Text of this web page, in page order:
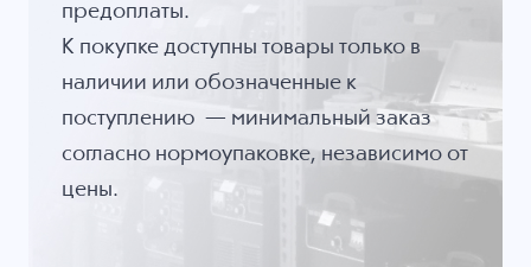
предоплаты.
К покупке доступны товары только в
наличии или обозначенные к
поступлению — минимальный заказ
согласно нормоупаковке, независимо от
цены.